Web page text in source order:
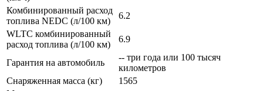
Комбинированный расход
топлива NEDC (л/100 км)
6.2
WLTC комбинированный
расход топлива (л/100 км)
6.9
Гарантия на автомобиль
-- три года или 100 тысяч
километров
Снаряженная масса (кг)
1565